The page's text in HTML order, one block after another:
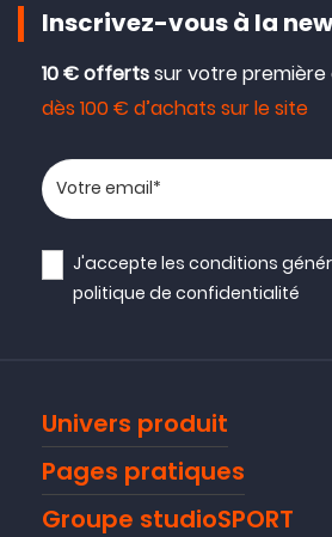
Inscrivez-vous à la
10 € offertssur votre
dès 100 € d’achats sur le site
Votre adresse email
J'accepte lesconditions
politique de confidentialité
Univers produit
Pages pratiques
Groupe studioSPORT